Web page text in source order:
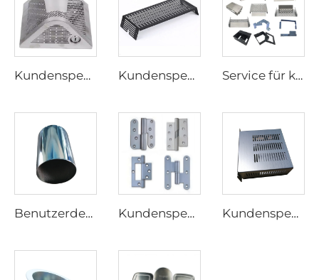
Kundenspezifische Blechbearbeitung Stanzteile Edelstahlprodukte Blechbearbeitung Kundenspezifische Stanzteile Blechstanzen Metallbearbeitung Stanzteile Service für kundenspezifische Blechteile Laserschneiden Schweißen Biegen und Stanzen Herstellung von Eisen und Edelstahl Stanzbearbeitung
Benutzerdefinierte Tiefziehwerkzeuge für die Blechbearbeitung Blechumformung Kundenspezifisches modernes Design Stahl Holztür Scharnier Blechfertigung Produkt Kundenspezifisches Stanzen von elektronischen Aluminiumgehäusen Kundenspezifisches Blechgehäuse